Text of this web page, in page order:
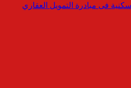
فى مبادرة التمويل العقاري